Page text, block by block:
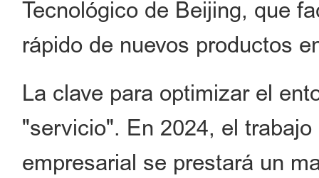
Tecnológico de Beijing, que
rápido de nuevos productos
La clave para optimizar el
"servicio". En 2024, el
empresarial se prestará un